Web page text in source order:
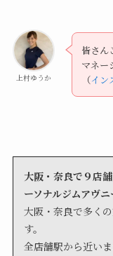
上村ゆうか
皆さん
マネー
（イン
大阪・奈良で９店
ーソナルジムアヴニ
大阪・奈良で多く
す。
全店舗駅から近い